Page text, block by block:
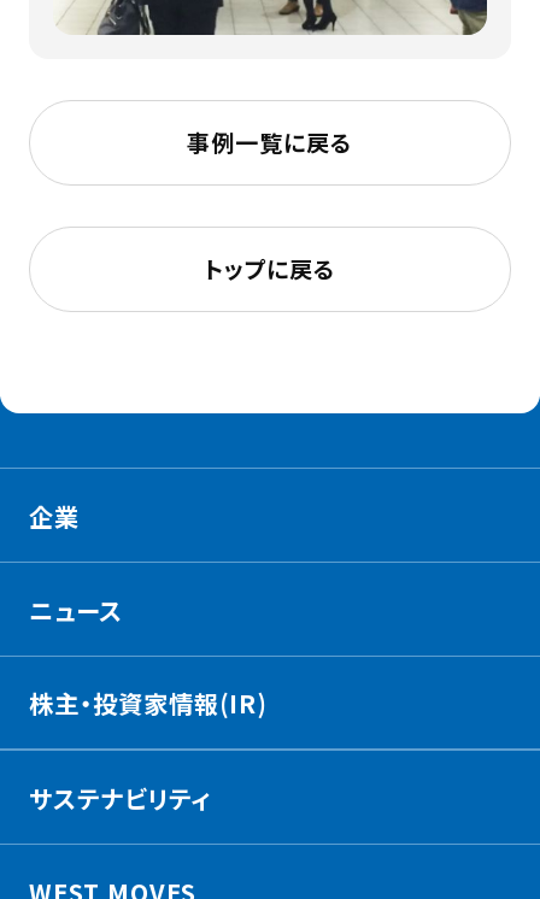
事例一覧に戻る
トップに戻る
企業
ニュース
株主・投資家情報(IR)
サステナビリティ
WEST MOVES